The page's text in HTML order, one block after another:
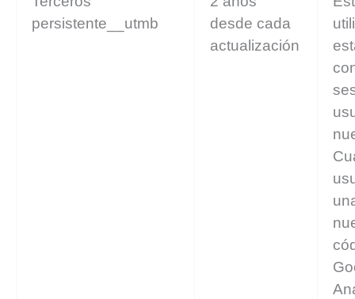
persistente__utmb
desde cada
actualización